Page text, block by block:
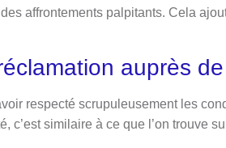
affrontements palpitants. Cela
auprès
respecté scrupuleusement les
c’est similaire à ce que l’on trouve